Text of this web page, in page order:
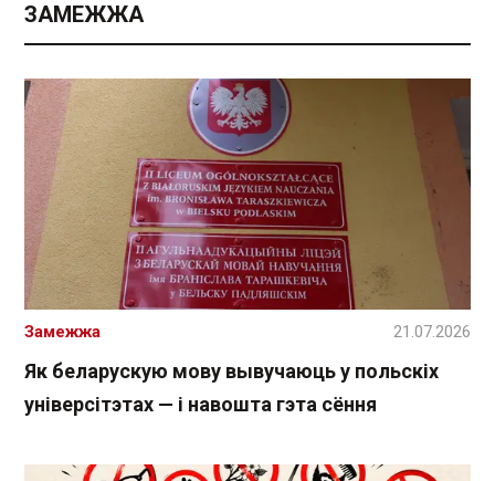
ЗАМЕЖЖА
Як беларускую мову вывучаюць у польскіх
універсітэтах — і навошта гэта сёння
Замежжа 21.07.2026